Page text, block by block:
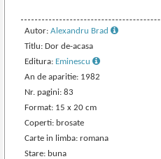
Autor:Alexandru Brad
Titlu: Dor de-acasa
Editura: Eminescu
An de aparitie: 1982
Nr. pagini: 83
Format: 15 x 20 cm
Coperti: brosate
Carte in limba: romana
Stare: buna